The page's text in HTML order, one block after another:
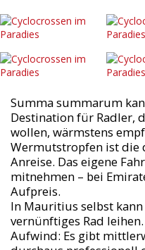
Summa summarum
Destination für Radler,
wollen, wärmstens
Wermutstropfen ist die
Anreise. Das eigene
mitnehmen – bei
Aufpreis.
In Mauritius selbst
vernünftiges Rad
Aufwind: Es gibt